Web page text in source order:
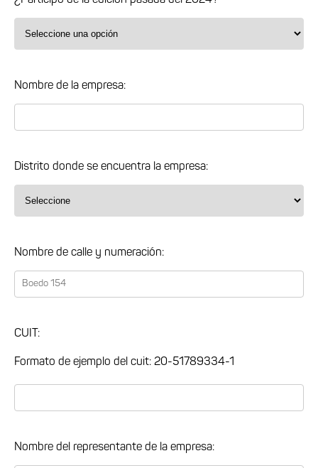
Nombre de la empresa:
Distrito donde se encuentra la empresa:
Nombre de calle y numeración:
CUIT:
Formato de ejemplo del cuit: 20-51789334-1
Nombre del representante de la empresa: